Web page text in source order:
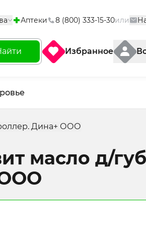
Аптеки 8 (800) 333-15-30или
Избранное
Дина+ ООО
масло д/